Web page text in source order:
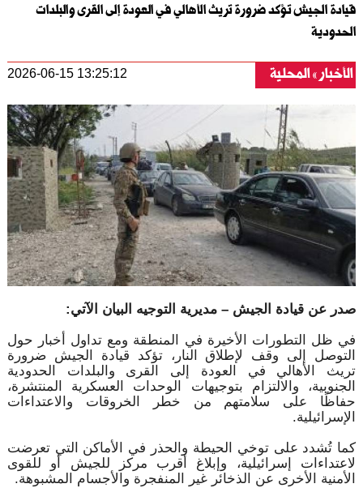
قيادة الجيش تؤكد ضرورة تريث الأهالي في العودة إلى القرى والبلدات
الحدودية
الأخبار المحلية 2026-06-15 13:25:12
صدر عن قيادة الجيش – مديرية التوجيه البيان الآتي:
في ظل التطورات الأخيرة في المنطقة ومع تداول أخبار حول
التوصل إلى وقف لإطلاق النار، تؤكد قيادة الجيش ضرورة
تريث الأهالي في العودة إلى القرى والبلدات الحدودية
الجنوبية، والالتزام بتوجيهات الوحدات العسكرية المنتشرة،
حفاظًا على سلامتهم من خطر الخروقات والاعتداءات
الإسرائيلية.
كما تُشدد على توخي الحيطة والحذر في الأماكن التي تعرضت
لاعتداءات إسرائيلية، وإبلاغ أقرب مركز للجيش أو للقوى
الأمنية الأخرى عن الذخائر غير المنفجرة والأجسام المشبوهة.